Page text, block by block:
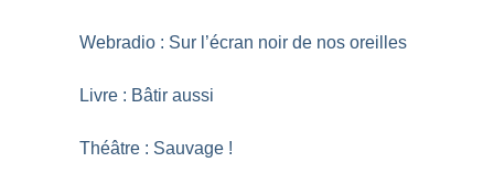
Webradio : Sur l’écran noir de nos oreilles
Livre : Bâtir aussi
Théâtre : Sauvage !